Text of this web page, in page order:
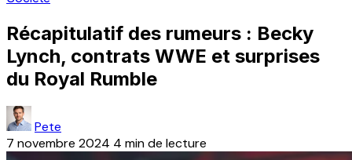
Récapitulatif des rumeurs : Becky
Lynch, contrats WWE et surprises
du Royal Rumble
Pete
7 novembre 2024 4 min de lecture